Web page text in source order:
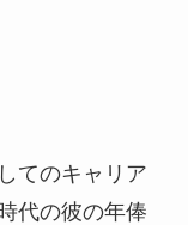
てのキャリア
代の彼の年俸